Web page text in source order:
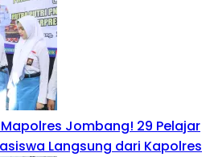
Jombang! 29 Pelajar
Langsung dari Kapolres